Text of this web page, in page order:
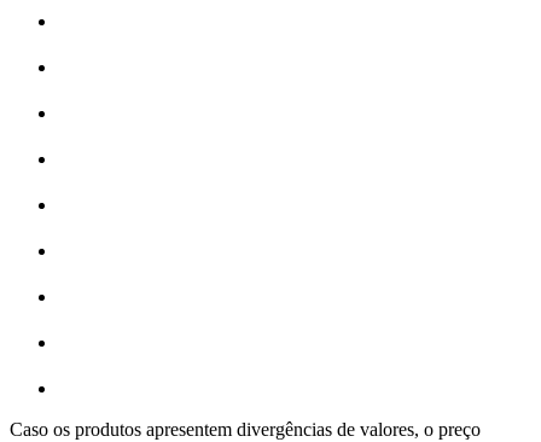
Caso os produtos apresentem divergências de valores, o preço